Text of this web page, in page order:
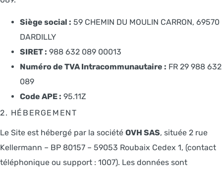
Siège social : 59 CHEMIN DU MOULIN CARRON, 69570
DARDILLY
SIRET : 988 632 089 00013
Numéro de TVA Intracommunautaire : FR 29 988 632
089
Code APE : 95.11Z
2. HÉBERGEMENT
Le Site est hébergé par la société OVH SAS, située 2 rue
Kellermann – BP 80157 – 59053 Roubaix Cedex 1, (contact
téléphonique ou support : 1007). Les données sont